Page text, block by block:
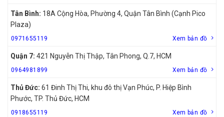
Tân Bình: 18A Cộng Hòa, Phường 4, Quận Tân Bình (Cạnh Pico
Plaza)
0971655119 Xem bản đồ
Quận 7: 421 Nguyễn Thị Thập, Tân Phong, Q.7, HCM
0964981899 Xem bản đồ
Thủ Đức: 61 Đinh Thị Thi, khu đô thị Vạn Phúc, P. Hiệp Bình
Phước, TP. Thủ Đức, HCM
0918655119 Xem bản đồ